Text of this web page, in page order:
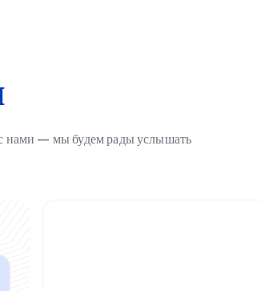
нами — мы будем рады услышать